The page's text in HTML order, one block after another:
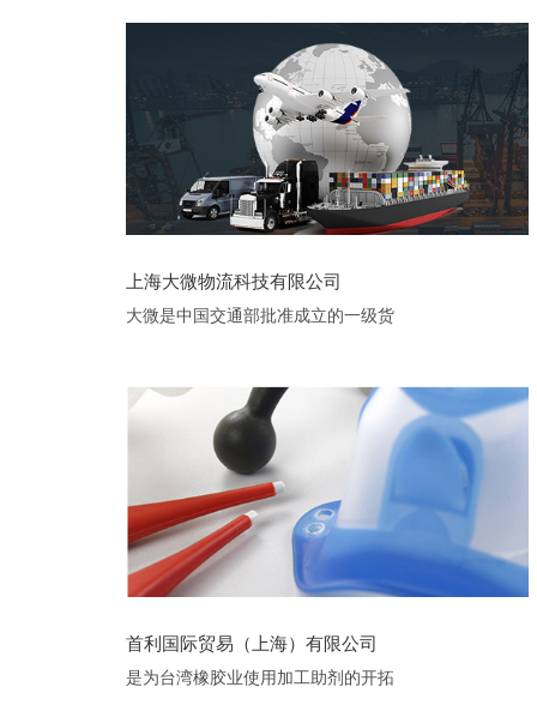
上海大微物流科技有限公司
大微是中国交通部批准成立的一级货
首利国际贸易（上海）有限公司
是为台湾橡胶业使用加工助剂的开拓